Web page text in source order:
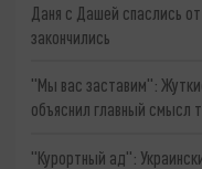
Даня с Дашей спаслись
закончились
"Мы вас заставим":
объяснил главный смысл
"Курортный ад":